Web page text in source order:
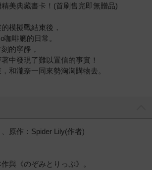
美典藏書卡！(首刷售完即無贈品)
模擬戰結束後，
咖啡廳的日常。
的寧靜，
中發現了難以置信的事實！
和瀧奈一同來勢洶洶購物去。
原作：Spider Lily(作者)
與《のぞみとりっぷ》。